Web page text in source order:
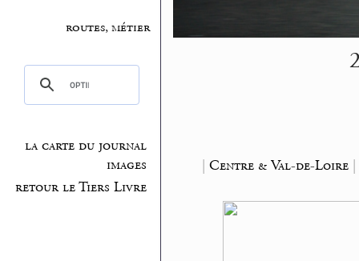
routes, métier
la carte du journal
images
retour le Tiers Livre
| Centre & Val-de-Loire|